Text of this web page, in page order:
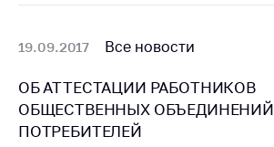
Регулирование и
контроль закупок
19.09.2017 Все новости
ОБ АТТЕСТАЦИИ РАБОТНИКОВ
ОБЩЕСТВЕННЫХ ОБЪЕДИНЕНИЙ
ПОТРЕБИТЕЛЕЙ